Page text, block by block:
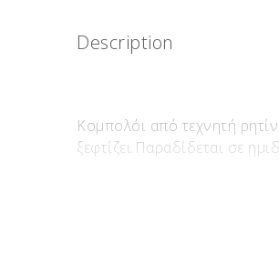
Description
Κομπολόι από τεχνητή
ξεφτίζει.Παραδίδεται σε